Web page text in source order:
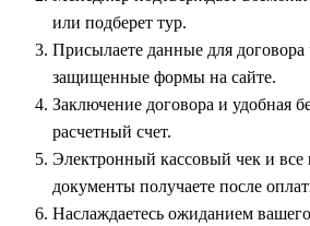
каменные лики улыбающегося Будды,
столетних деревьев храм Та Пром,
фильмам о Ларе Крофт.
Чтобы составить полное
цивилизации, путевки включают
труднодоступным объектам в
или подберет тур.
Присылаете данные для договора
защищенные формы на сайте.
Заключение договора и удобная
расчетный счет.
Электронный кассовый чек и все
документы получаете после
Наслаждаетесь ожиданием